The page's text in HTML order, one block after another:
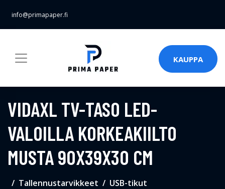
info@primapaper.fi
KAUPPA
VIDAXL TV-TASO LED-
VALOILLA KORKEAKIILTO
MUSTA 90X39X30 CM
Tallennustarvikkeet USB-tikut